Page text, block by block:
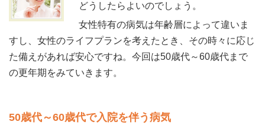
どうしたらよいのでしょう。
女性特有の病気は年齢層によって違いま
すし、女性のライフプランを考えたとき、その時々に応じ
た備えがあれば安心ですね。今回は50歳代～60歳代まで
の更年期をみていきます。
50歳代～60歳代で入院を伴う病気